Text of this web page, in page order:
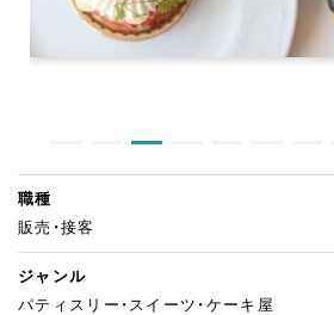
職種
販売・接客
ジャンル
パティスリー・スイーツ・ケーキ屋